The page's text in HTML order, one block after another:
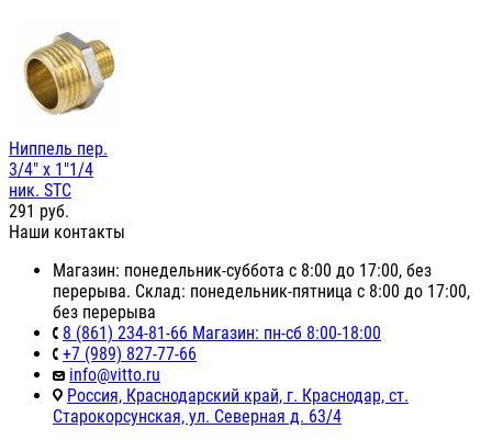
Ниппель пер.
3/4" х 1"1/4
ник. STC
291 руб.
Наши контакты
Магазин: понедельник-суббота с 8:00 до 17:00, без
перерыва. Склад: понедельник-пятница с 8:00 до 17:00,
без перерыва
8 (861) 234-81-66 Магазин: пн-сб 8:00-18:00
+7 (989) 827-77-66
info@vitto.ru
Россия, Краснодарский край, г. Краснодар, ст.
Старокорсунская, ул. Северная д. 63/4